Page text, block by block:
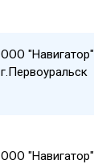
ООО "Навигатор"
г.Первоуральск
ООО "Навигатор"